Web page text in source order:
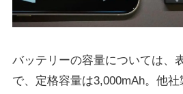
バッテリーの容量については、
で、定格容量は3,000mAh。他社